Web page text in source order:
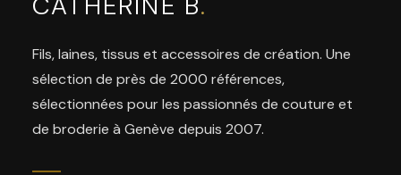
Fils, laines, tissus et accessoires de création. Une
sélection de près de 2000 références,
sélectionnées pour les passionnés de couture et
de broderie à Genève depuis 2007.